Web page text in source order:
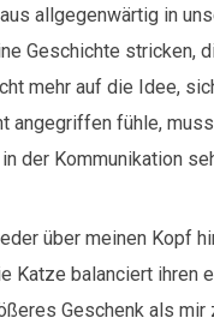
allgegenwärtig in
Geschichte stricken,
mehr auf die Idee,
angegriffen fühle,
der Kommunikation
über meinen Kopf
Katze balanciert ihren
Geschenk als